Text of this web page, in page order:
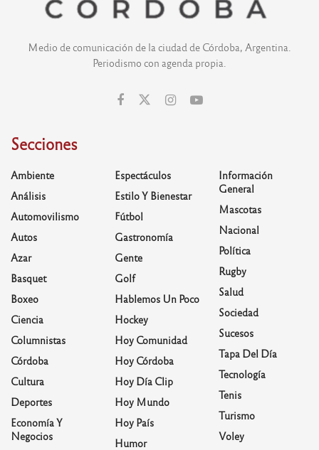
Medio de comunicación de la ciudad de Córdoba, Argentina.
Periodismo con agenda propia.
Secciones
Ambiente
Análisis
Automovilismo
Autos
Azar
Basquet
Boxeo
Ciencia
Columnistas
Córdoba
Cultura
Deportes
Economía Y
Negocios
Espectáculos
Estilo Y Bienestar
Fútbol
Gastronomía
Gente
Golf
Hablemos Un Poco
Hockey
Hoy Comunidad
Hoy Córdoba
Hoy Día Clip
Hoy Mundo
Hoy País
Humor
Información
General
Mascotas
Nacional
Política
Rugby
Salud
Sociedad
Sucesos
Tapa Del Día
Tecnología
Tenis
Turismo
Voley